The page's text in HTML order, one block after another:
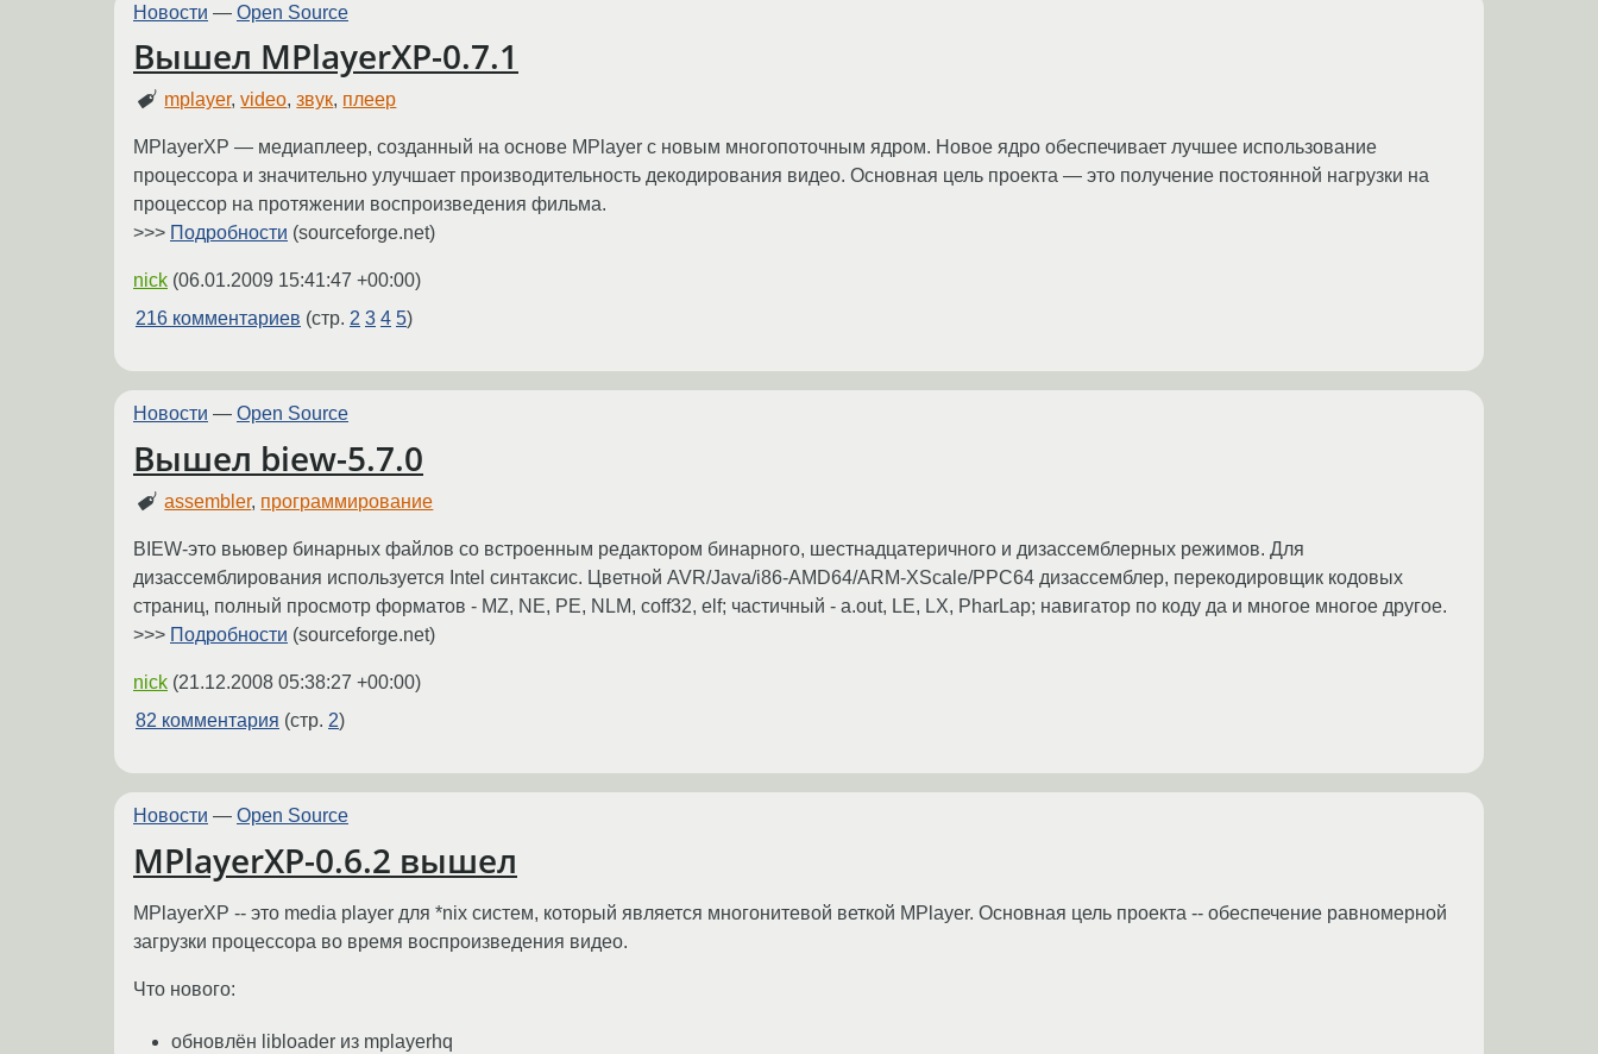
Новости — Open Source
Вышел MPlayerXP-0.7.1
mplayer,video,звук, плеер
MPlayerXP — медиаплеер, созданный на основе MPlayer с новым многопоточным ядром. Новое ядро обеспечивает лучшее использование
процессора и значительно улучшает производительность декодирования видео. Основная цель проекта — это получение постоянной нагрузки на
процессор на протяжении воспроизведения фильма.
>>> Подробности (sourceforge.net)
nick (06.01.2009 15:41:47 +00:00)
216 комментариев (стр. 2 3 4 5)
Новости — Open Source
Вышел biew-5.7.0
assembler, программирование
BIEW-это вьювер бинарных файлов со встроенным редактором бинарного, шестнадцатеричного и дизассемблерных режимов. Для
дизассемблирования используется Intel синтаксис. Цветной AVR/Java/i86-AMD64/ARM-XScale/PPC64 дизассемблер, перекодировщик кодовых
страниц, полный просмотр форматов - MZ, NE, PE, NLM, coff32, elf; частичный - a.out, LE, LX, PharLap; навигатор по коду да и многое многое другое.
>>> Подробности (sourceforge.net)
nick (21.12.2008 05:38:27 +00:00)
82 комментария (стр. 2)
Новости — Open Source
MPlayerXP-0.6.2 вышел
MPlayerXP -- это media player для *nix систем, который является многонитевой веткой MPlayer. Основная цель проекта -- обеспечение равномерной
загрузки процессора во время воспроизведения видео.
Что нового:
обновлён libloader из mplayerhq